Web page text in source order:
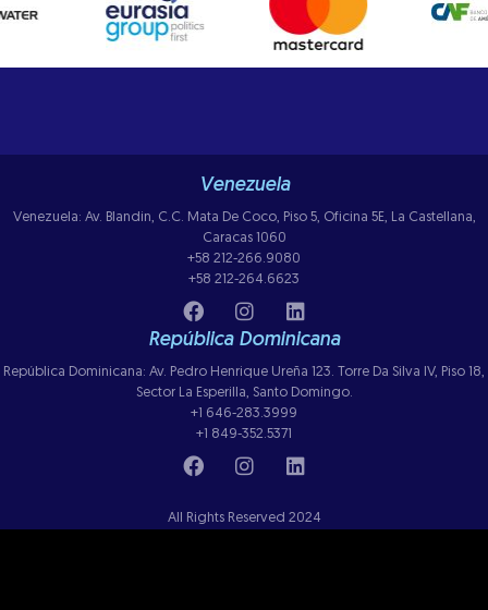
Venezuela
Venezuela: Av. Blandin, C.C. Mata De Coco, Piso 5, Oficina 5E, La Castellana,
Caracas 1060
+58 212-266.9080
+58 212-264.6623
República Dominicana
República Dominicana: Av. Pedro Henrique Ureña 123. Torre Da Silva IV, Piso 18,
Sector La Esperilla, Santo Domingo.
+1 646-283.3999
+1 849-352.5371
All Rights Reserved 2024